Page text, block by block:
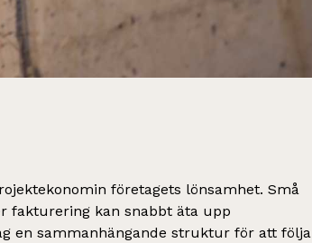
företagets lönsamhet. Små
fakturering kan snabbt äta upp
en sammanhängande struktur för att följa